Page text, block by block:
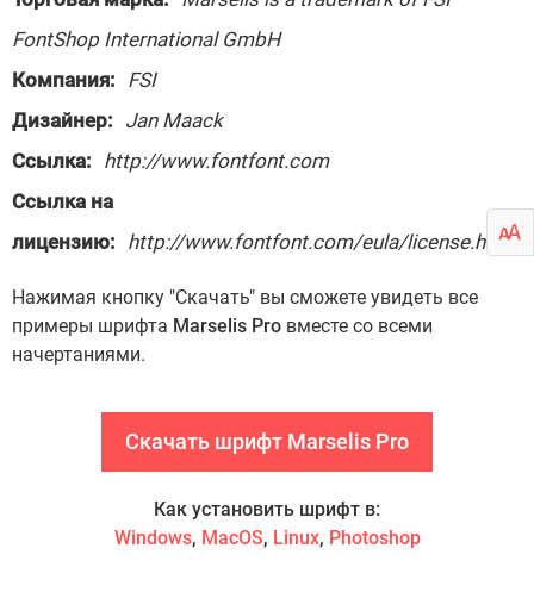
FontShop International GmbH
Компания: FSI
Дизайнер: Jan Maack
Ссылка: http://www.fontfont.com
Ссылка на
лицензию: http://www.fontfont.com/eula/license.html
Нажимая кнопку "Скачать" вы сможете увидеть все
примеры шрифта Marselis Pro вместе со всеми
начертаниями.
Скачать шрифт Marselis Pro
Как установить шрифт в:
Windows, MacOS, Linux, Photoshop